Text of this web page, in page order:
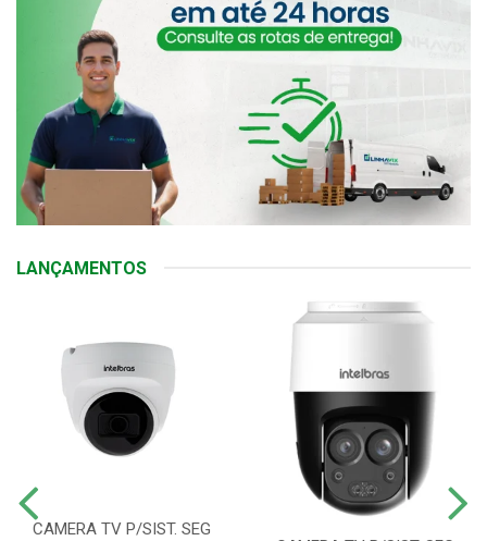
LANÇAMENTOS
CAMERA TV P/SIST. SEG